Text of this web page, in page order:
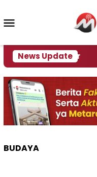
konten
News Update
Krisi Air
BUDAYA